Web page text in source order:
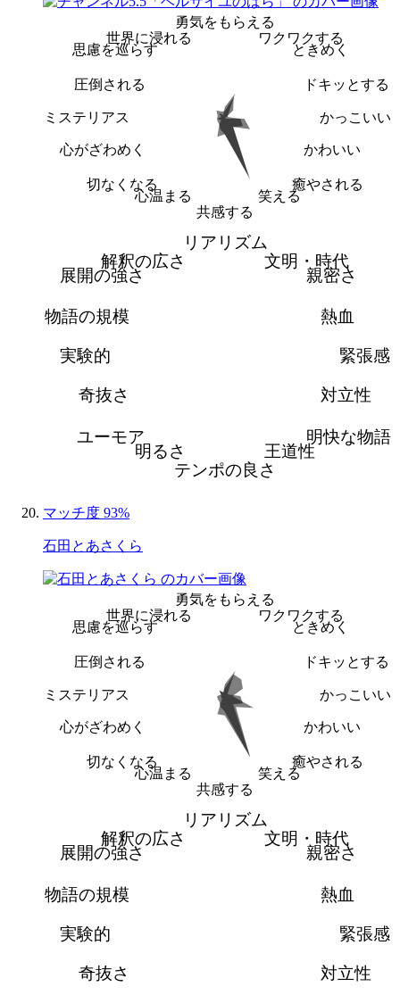
勇気をもらえる
ワクワクする
ときめく
ドキッとする
かっこいい
かわいい
癒やされる
笑える
共感する
心温まる
切なくなる
心がざわめく
ミステリアス
圧倒される
思慮を巡らす
世界に浸れる
リアリズム
文明・時代
親密さ
熱血
緊張感
対立性
明快な物語
王道性
テンポの良さ
明るさ
ユーモア
奇抜さ
実験的
物語の規模
展開の強さ
解釈の広さ
マッチ度 93%
石田とあさくら
勇気をもらえる
ワクワクする
ときめく
ドキッとする
かっこいい
かわいい
癒やされる
笑える
共感する
心温まる
切なくなる
心がざわめく
ミステリアス
圧倒される
思慮を巡らす
世界に浸れる
リアリズム
文明・時代
親密さ
熱血
緊張感
対立性
奇抜さ
実験的
物語の規模
展開の強さ
解釈の広さ